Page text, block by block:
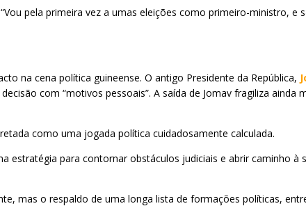
pela primeira vez a umas eleições como primeiro-ministro, e
na cena política guineense. O antigo Presidente da República,
com “motivos pessoais”. A saída de Jomav fragiliza
como uma jogada política cuidadosamente calculada.
estratégia para contornar obstáculos judiciais e abrir caminho
mas o respaldo de uma longa lista de formações políticas,